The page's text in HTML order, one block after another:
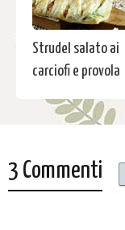
Strudel salato ai
carciofi e provola
3 Commenti